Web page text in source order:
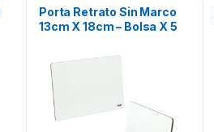
Porta Retrato Sin Marco
13cm X 18cm – Bolsa X 5